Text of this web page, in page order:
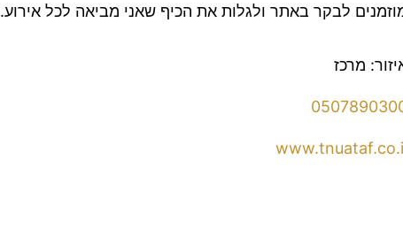
לבקר באתר ולגלות את הכיף שאני מביאה לכל אירוע.
מרכז